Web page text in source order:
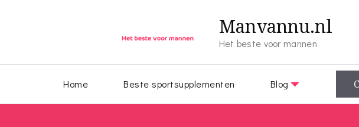
Manvannu.nl
Het beste voor mannen
Home Beste sportsupplementen Blog